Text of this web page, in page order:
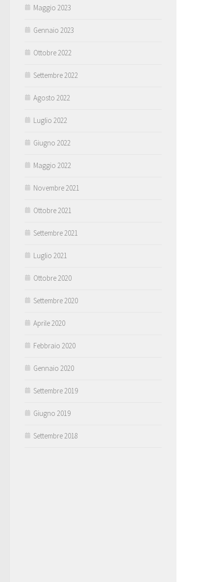
Maggio 2023
Gennaio 2023
Ottobre 2022
Settembre 2022
Agosto 2022
Luglio 2022
Giugno 2022
Maggio 2022
Novembre 2021
Ottobre 2021
Settembre 2021
Luglio 2021
Ottobre 2020
Settembre 2020
Aprile 2020
Febbraio 2020
Gennaio 2020
Settembre 2019
Giugno 2019
Settembre 2018